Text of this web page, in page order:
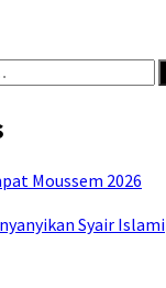
Moussem 2026
Syair Islami